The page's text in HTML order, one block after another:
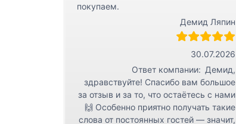
покупаем.
Демид Ляпин
30.07.2026
Ответ компании: Демид,
здравствуйте! Спасибо вам большое
за отзыв и за то, что остаётесь с нами
🙌 Особенно приятно получать такие
слова от постоянных гостей — значит,